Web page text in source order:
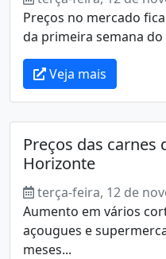
Preços no mercado
da primeira semana
Veja mais
Preços das carnes
Horizonte
terça-feira, 12 de
Aumento em vários
açougues e
meses...